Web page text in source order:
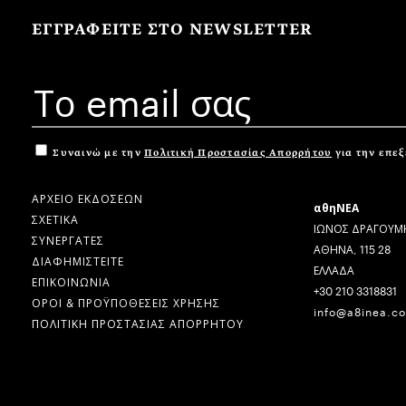
ΕΓΓΡΑΦΕΙΤΕ ΣΤΟ NEWSLETTER
Συναινώ με την Πολιτική Προστασίας Απορρήτου για την
ΑΡΧΕΙΟ ΕΚΔΟΣΕΩΝ
ΣΧΕΤΙΚΑ
ΣΥΝΕΡΓΑΤΕΣ
ΔΙΑΦΗΜΙΣΤΕΙΤΕ
ΕΠΙΚΟΙΝΩΝΙΑ
ΟΡΟΙ & ΠΡΟΫΠΟΘΕΣΕΙΣ ΧΡΗΣΗΣ
ΠΟΛΙΤΙΚΗ ΠΡΟΣΤΑΣΙΑΣ ΑΠΟΡΡΗΤΟΥ
αθηΝΕΑ
ΙΩΝΟΣ
ΑΘΗΝΑ, 115 28
ΕΛΛΑΔΑ
+30 210 3318831